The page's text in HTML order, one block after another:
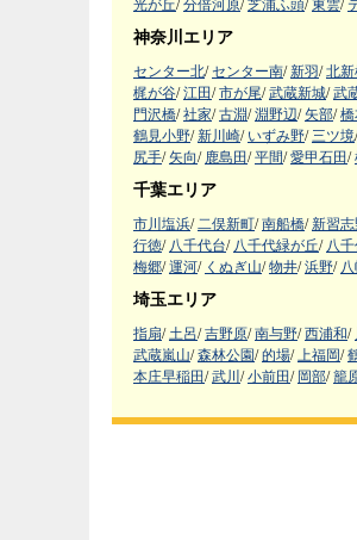
光が丘/ 分倍河原/ 芝浦ふ頭/ 東雲/
神奈川エリア
センター北/ センター南/ 新羽/ 北
梶が谷/ 江田/ 市が尾/ 武蔵新城/ 武
門沢橋/ 社家/ 古淵/ 淵野辺/ 矢部/
鶴見小野/ 新川崎/ いずみ野/ 三ツ境/
尻手/ 矢向/ 鹿島田/ 平間/ 愛甲石田/
千葉エリア
市川塩浜/ 二俣新町/ 南船橋/ 新習
行徳/ 八千代台/ 八千代緑が丘/ 八
梅郷/ 運河/ くぬぎ山/ 物井/ 浜野/
埼玉エリア
指扇/ 土呂/ 吉野原/ 南与野/ 西浦和/
武蔵嵐山/ 森林公園/ 的場/ 上福岡/
本庄早稲田/ 武川 / 小前田/ 岡部/ 籠